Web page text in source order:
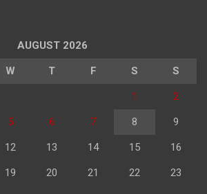
AUGUST 2026
W T F S S
1 2
5 6 7 8 9
12 13 14 15 16
19 20 21 22 23